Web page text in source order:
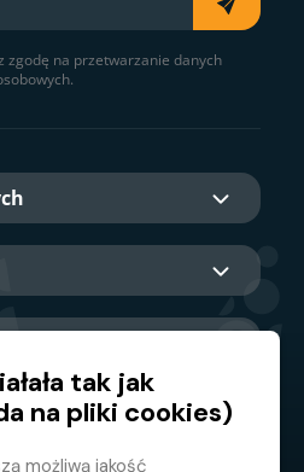
zgodę na przetwarzanie danych
partner
tak jak
na pliki cookies)
możliwą jakość